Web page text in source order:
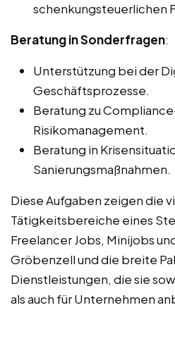
schenkungsteuerlichen
Beratung in Sonderfragen:
Unterstützung bei der
Geschäftsprozesse.
Beratung zu
Risikomanagement.
Beratung in
Sanierungsmaßnahmen.
Diese Aufgaben zeigen die
Tätigkeitsbereiche eines
Freelancer Jobs, Minijobs
Gröbenzell und die breite
Dienstleistungen, die sie
als auch für Unternehmen